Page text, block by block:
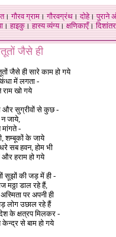
।गौरव ग्राम।गौरवग्रंथ।दोहे।पुराने
।हाइकु।हास्य व्यंग्य।क्षणिकाएँ।दिशांतर
जैसे ही
जैसे ही सारे काम हो गये
में लगता -
खो गये
और सुग्रीवों से कुछ -
जाये,
मांगते -
शम्बूकों के जाये
सब हवन, होम भी
और हराम हो गये
सूझों की जड़ में ही -
मठ्ठा डाल रहे हैं,
पर अपनी ही
लोग उछाल रहे हैं
के क्षत्रप मिलकर -
से बाम हो गये